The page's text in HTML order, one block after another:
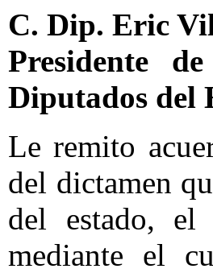
C. Dip. Eric
Presidente
Diputados del
Le remito
del dictamen
del estado,
mediante el